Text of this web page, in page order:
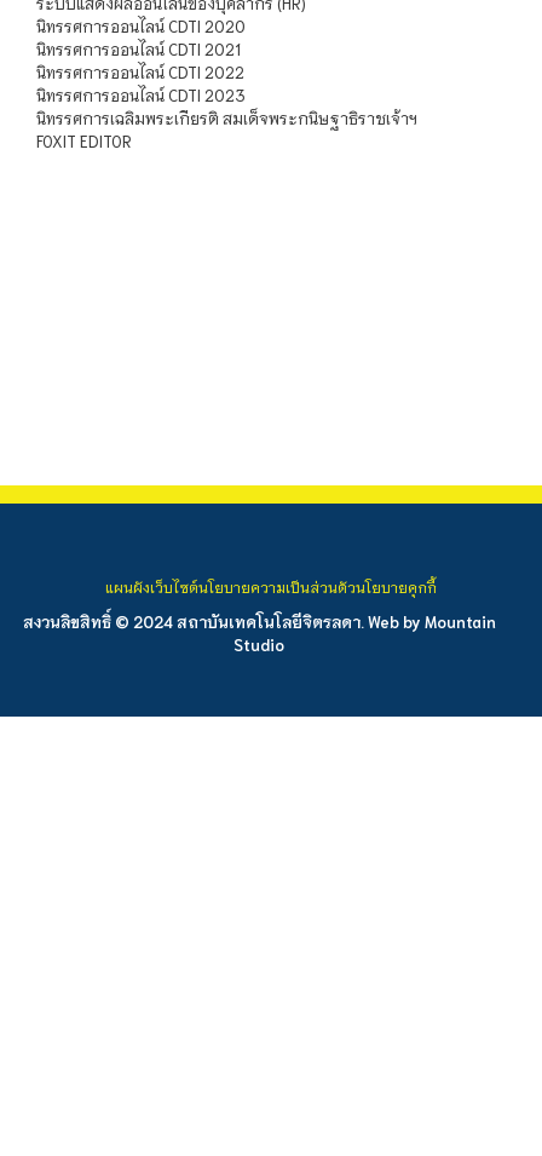
นิทรรศการออนไลน์ CDTI 2020
นิทรรศการออนไลน์ CDTI 2021
นิทรรศการออนไลน์ CDTI 2022
นิทรรศการออนไลน์ CDTI 2023
นิทรรศการเฉลิมพระเกียรติ สมเด็จพระกนิษฐาธิราชเจ้าฯ
FOXIT EDITOR
สงวนลิขสิทธิ์ © 2024 สถาบันเทคโนโลยีจิตรลดา. Web by Mountain
Studio
แผนผังเว็บไซต์นโยบายความเป็นส่วนตัวนโยบายคุกกี้